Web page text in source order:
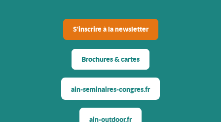
S'inscrire à la newsletter
Brochures & cartes
ain-seminaires-congres.fr
ain-outdoor.fr